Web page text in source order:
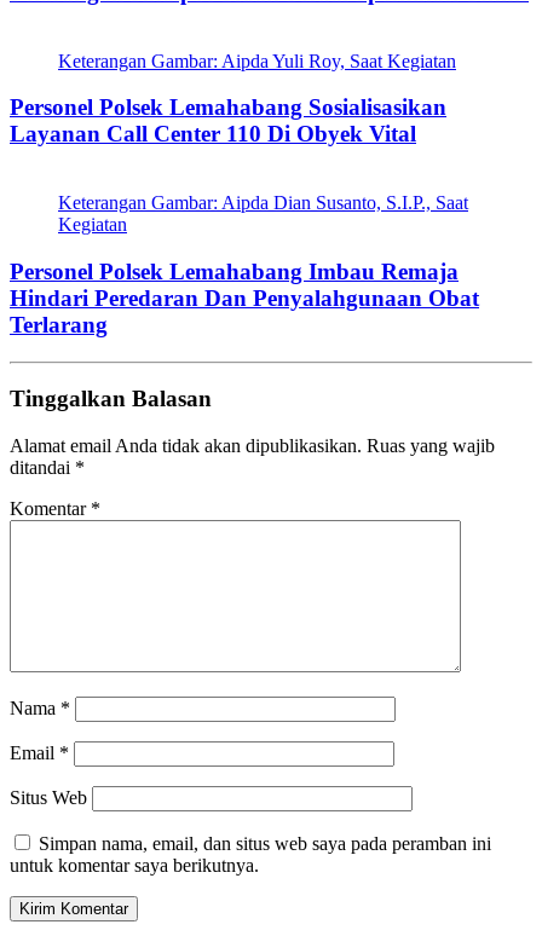
Keterangan Gambar: Aipda Yuli Roy, Saat Kegiatan
Personel Polsek Lemahabang Sosialisasikan
Layanan Call Center 110 Di Obyek Vital
Keterangan Gambar: Aipda Dian Susanto, S.I.P., Saat
Kegiatan
Personel Polsek Lemahabang Imbau Remaja
Hindari Peredaran Dan Penyalahgunaan Obat
Terlarang
Tinggalkan Balasan
Alamat email Anda tidak akan dipublikasikan. Ruas yang wajib
ditandai *
Komentar *
Nama *
Email *
Situs Web
Simpan nama, email, dan situs web saya pada peramban ini
untuk komentar saya berikutnya.